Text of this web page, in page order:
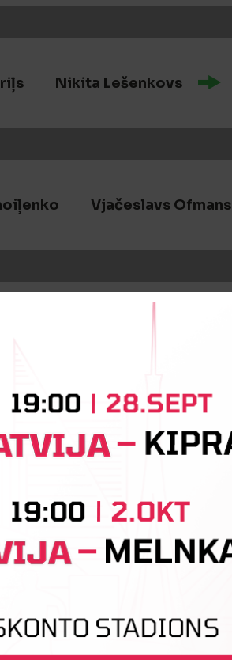
Nikita Lešenkovs
Vjačeslavs Ofmans